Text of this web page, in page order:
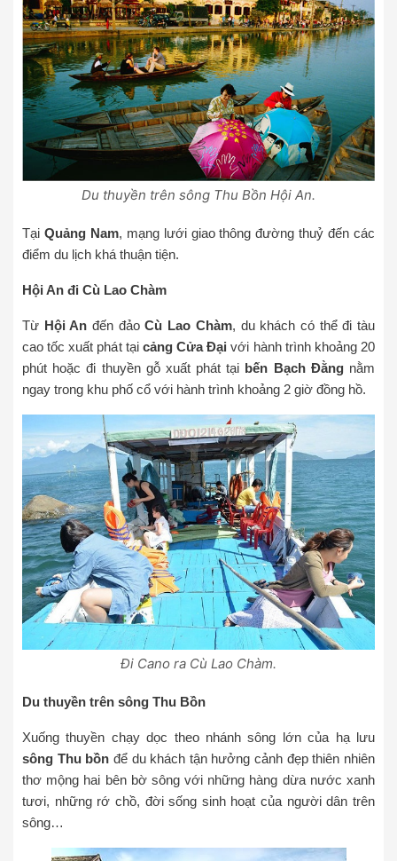
Du thuyền trên sông Thu Bồn Hội An.
Tại Quảng Nam, mạng lưới giao thông đường thuỷ đến các
điểm du lịch khá thuận tiện.
Hội An đi Cù Lao Chàm
Từ Hội An đến đảoCù Lao Chàm, du khách có thể đi tàu
cao tốc xuất phát tại cảng Cửa Đại với hành trình khoảng 20
phút hoặc đi thuyền gỗ xuất phát tại bến Bạch Đằngnằm
ngay trong khu phố cổ với hành trình khoảng 2 giờ đồng hồ.
Đi Cano ra Cù Lao Chàm.
Du thuyền trên sông Thu Bồn
Xuống thuyền chạy dọc theo nhánh sông lớn của hạ lưu
sông Thu bồn để du khách tận hưởng cảnh đẹp thiên nhiên
thơ mộng hai bên bờ sông với những hàng dừa nước xanh
tươi, những rớ chồ, đời sống sinh hoạt của người dân trên
sông…